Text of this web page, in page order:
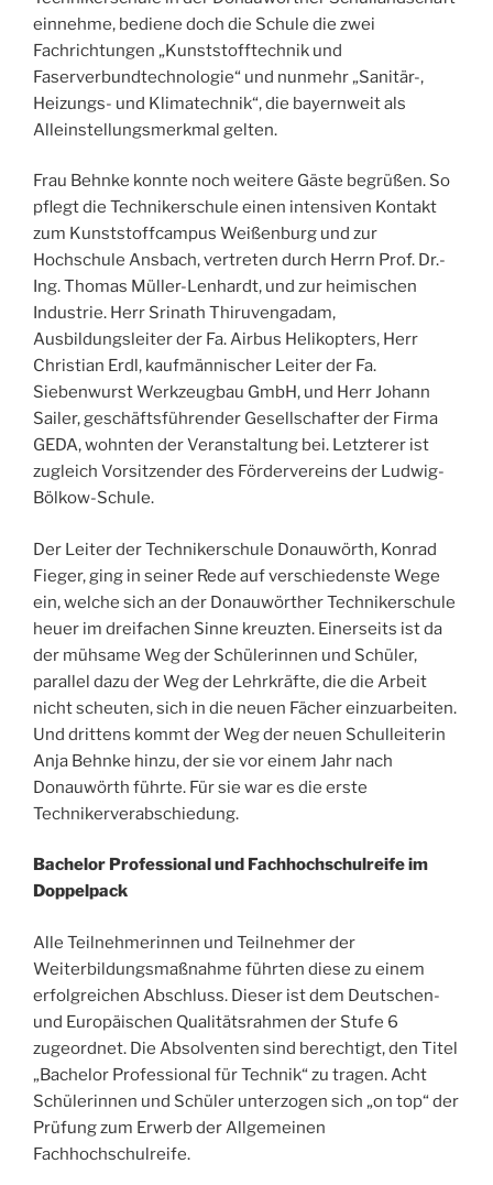
einnehme, bediene doch die Schule die zwei
Fachrichtungen „Kunststofftechnik und
Faserverbundtechnologie“ und nunmehr „Sanitär-,
Heizungs- und Klimatechnik“, die bayernweit als
Alleinstellungsmerkmal gelten.
Frau Behnke konnte noch weitere Gäste begrüßen. So
pflegt die Technikerschule einen intensiven Kontakt
zum Kunststoffcampus Weißenburg und zur
Hochschule Ansbach, vertreten durch Herrn Prof. Dr.-
Ing. Thomas Müller-Lenhardt, und zur heimischen
Industrie. Herr Srinath Thiruvengadam,
Ausbildungsleiter der Fa. Airbus Helikopters, Herr
Christian Erdl, kaufmännischer Leiter der Fa.
Siebenwurst Werkzeugbau GmbH, und Herr Johann
Sailer, geschäftsführender Gesellschafter der Firma
GEDA, wohnten der Veranstaltung bei. Letzterer ist
zugleich Vorsitzender des Fördervereins der Ludwig-
Bölkow-Schule.
Der Leiter der Technikerschule Donauwörth, Konrad
Fieger, ging in seiner Rede auf verschiedenste Wege
ein, welche sich an der Donauwörther Technikerschule
heuer im dreifachen Sinne kreuzten. Einerseits ist da
der mühsame Weg der Schülerinnen und Schüler,
parallel dazu der Weg der Lehrkräfte, die die Arbeit
nicht scheuten, sich in die neuen Fächer einzuarbeiten.
Und drittens kommt der Weg der neuen Schulleiterin
Anja Behnke hinzu, der sie vor einem Jahr nach
Donauwörth führte. Für sie war es die erste
Technikerverabschiedung.
Bachelor Professional und Fachhochschulreife im
Doppelpack
Alle Teilnehmerinnen und Teilnehmer der
Weiterbildungsmaßnahme führten diese zu einem
erfolgreichen Abschluss. Dieser ist dem Deutschen-
und Europäischen Qualitätsrahmen der Stufe 6
zugeordnet. Die Absolventen sind berechtigt, den Titel
„Bachelor Professional für Technik“ zu tragen. Acht
Schülerinnen und Schüler unterzogen sich „on top“ der
Prüfung zum Erwerb der Allgemeinen
Fachhochschulreife.